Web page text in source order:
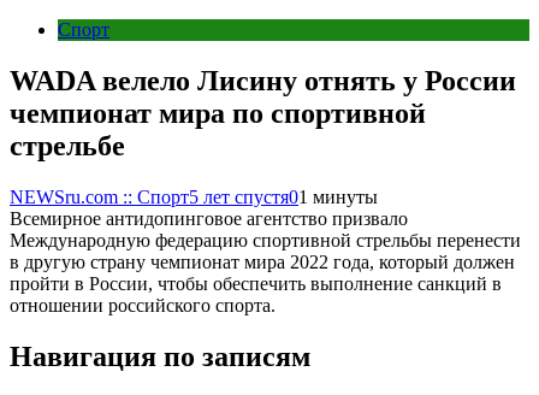
Спорт
WADA велело Лисину отнять у России
чемпионат мира по спортивной
стрельбе
NEWSru.com :: Спорт5 лет спустя01 минуты
Всемирное антидопинговое агентство призвало
Международную федерацию спортивной стрельбы перенести
в другую страну чемпионат мира 2022 года, который должен
пройти в России, чтобы обеспечить выполнение санкций в
отношении российского спорта.
Навигация по записям